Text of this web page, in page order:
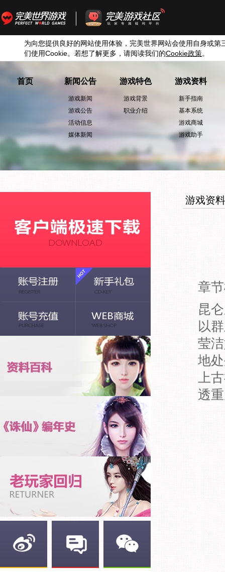
为向您提供良好的网站使用体验，完美世界网站会使用自身或第
们使用Cookie。若想了解更多，请阅读我们的Cookie政策。
首页 新闻公告
游戏新闻
游戏公告
活动信息
媒体新闻
游戏特色
游戏背景
职业介绍
游戏资料
新手指南
基本系统
游戏商城
游戏助手
游戏资料
章
昆
以
莹
地
上
透